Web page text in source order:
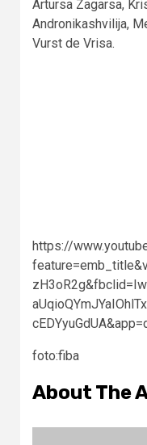
Artursa Zagarsa,
Andronikashvilija,
Vurst de Vrisa.
https://
foto:fiba
About The